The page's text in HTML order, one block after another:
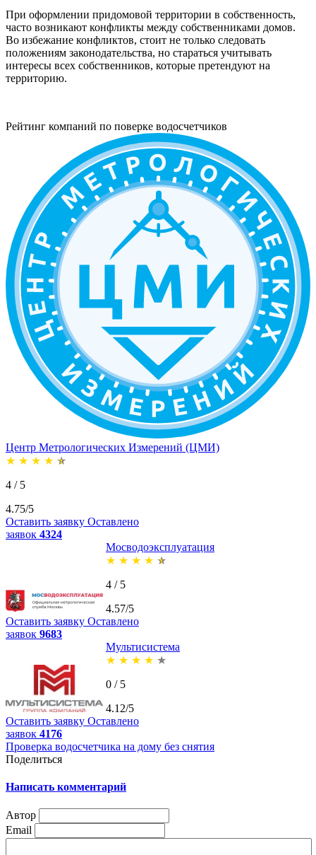
При оформлении придомовой территории в собственность,
часто возникают конфликты между собственниками домов.
Во избежание конфликтов, стоит не только следовать
положениям законодательства, но стараться учитывать
интересы всех собственников, которые претендуют на
территорию.
Рейтинг компаний по поверке водосчетчиков
Центр Метрологических Измерений (ЦМИ)
★ ★ ★ ★ ★
4 / 5
4.75/5
Оставить заявку Оставлено
заявок 4324
Мосводоэксплуатация
★ ★ ★ ★ ★
4 / 5
4.57/5
Оставить заявку Оставлено
заявок 9683
Мультисистема
★ ★ ★ ★ ★
0 / 5
4.12/5
Оставить заявку Оставлено
заявок 4176
Проверка водосчетчика на дому без снятия
Поделиться
Написать комментарий
Автор
Email